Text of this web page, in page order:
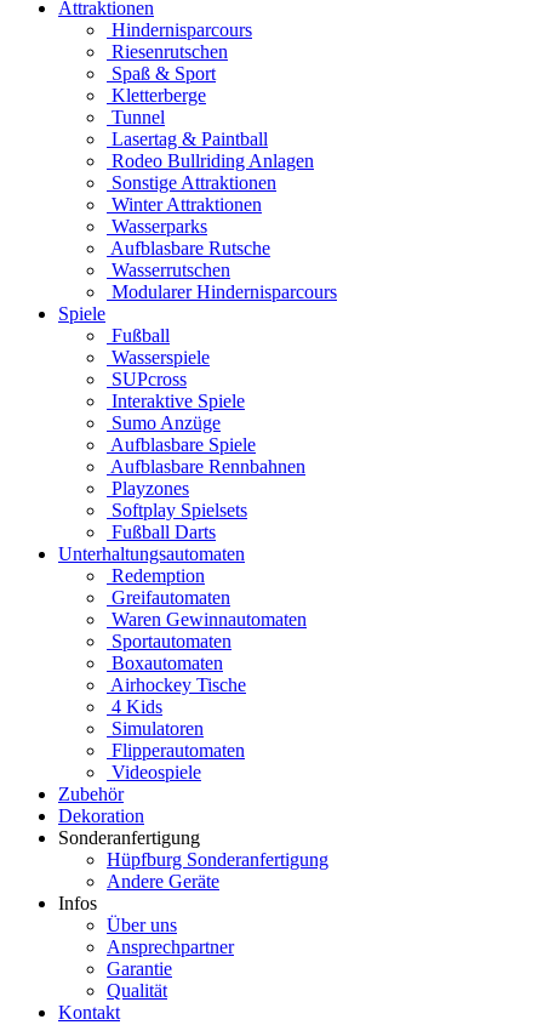
Attraktionen
Hindernisparcours
Riesenrutschen
Spaß & Sport
Kletterberge
Tunnel
Lasertag & Paintball
Rodeo Bullriding Anlagen
Sonstige Attraktionen
Winter Attraktionen
Wasserparks
Aufblasbare Rutsche
Wasserrutschen
Modularer Hindernisparcours
Spiele
Fußball
Wasserspiele
SUPcross
Interaktive Spiele
Sumo Anzüge
Aufblasbare Spiele
Aufblasbare Rennbahnen
Playzones
Softplay Spielsets
Fußball Darts
Unterhaltungsautomaten
Redemption
Greifautomaten
Waren Gewinnautomaten
Sportautomaten
Boxautomaten
Airhockey Tische
4 Kids
Simulatoren
Flipperautomaten
Videospiele
Zubehör
Dekoration
Sonderanfertigung
Hüpfburg Sonderanfertigung
Andere Geräte
Infos
Über uns
Ansprechpartner
Garantie
Qualität
Kontakt